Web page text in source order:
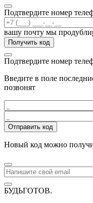
Подтвердите номер
вашу почту мы
Получить код
Подтвердите номер
Введите в поле
позвонят
Отправить код
Новый код можно
БУДЬГОТОВ.